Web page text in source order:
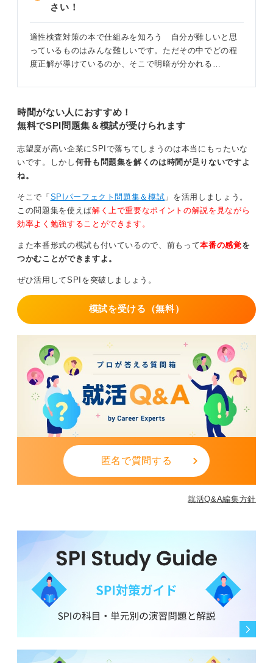
さい！
適性検査対策の本で仕組みを知ろう 自分が難しいと思
っているものはみんな難しいです。ただその中でどの程
度正解が導けているのか、そこで明暗が分かれる…
時間がない人におすすめ！
無料でSPI問題集＆模試が受けられます
志望度が高い企業にSPIで落ちてしまうのは本当にもったいな
いです。しかし 何冊も問題集を解くのは時間が足りないですよ
ね。
そこで「SPIパーフェクト問題集＆模試 」を活用しましょう。
この問題集を使えば解く上で重要なポイントの解説を見ながら
効率よく勉強することができます。
また本番形式の模試も付いているので、前もって本番の感覚を
つかむことができますよ。
ぜひ活用してSPIを突破しましょう。
模試を受ける（無料）
匿名で質問する
就活Q&A編集方針